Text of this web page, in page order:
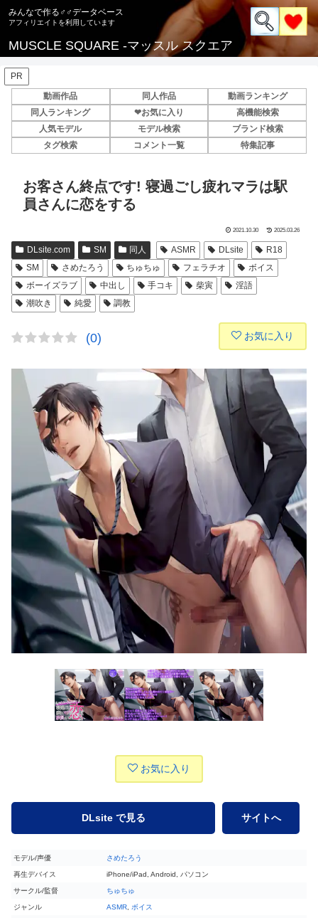
みんなで作る♂♂データベース
MUSCLE SQUARE -マッスル スクエア
PR
動画作品
同人作品
動画ランキング
同人ランキング
❤お気に入り
高機能検索
人気モデル
モデル検索
ブランド検索
タグ検索
コメント一覧 特集記事
お客さん終点です! 寝過ごし疲れマラは駅
員さんに恋をする
2021.10.30 2025.03.26
DLsite.com SM 同人 ASMR DLsite
R18
SM
さめたろう ちゅちゅ フェラチオ
ボイス
ボーイズラブ
中出し 手コキ 柴寅
淫語
潮吹き
純愛 調教
(0) お気に入り
お気に入り
DLsite で見る サイトへ
モデル/声優 さめたろう
再生デバイス iPhone/iPad, Android, パソコン
サークル/監督 ちゅちゅ
ジャンル ASMR ボイス